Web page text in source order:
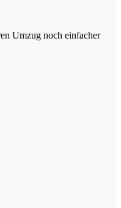
Umzug noch einfacher